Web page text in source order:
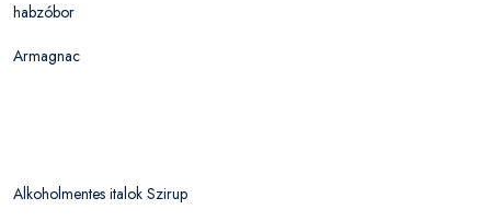
habzóbor
Armagnac
Alkoholmentes italok Szirup